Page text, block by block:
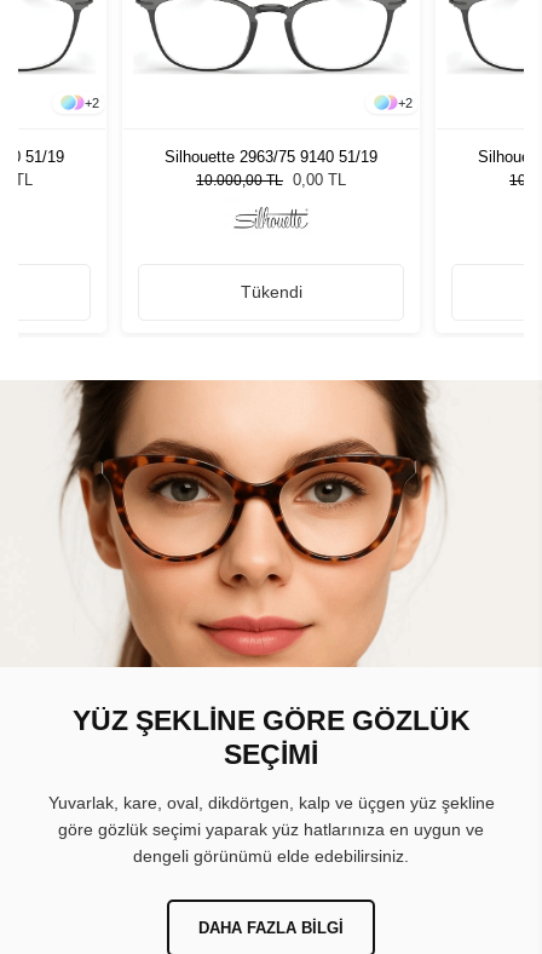
+2
51/19
TL
+2
Silhouette 2963/75 9140 51/19
10.000,00 TL 0,00 TL
Tükendi
YÜZ ŞEKLİNE GÖRE GÖZLÜK
SEÇİMİ
Yuvarlak, kare, oval, dikdörtgen, kalp ve üçgen yüz şekline
göre gözlük seçimi yaparak yüz hatlarınıza en uygun ve
dengeli görünümü elde edebilirsiniz.
DAHA FAZLA BILGI